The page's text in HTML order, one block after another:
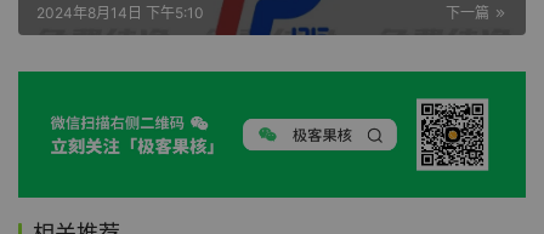
下一篇
2024年8月14日 下午5:10